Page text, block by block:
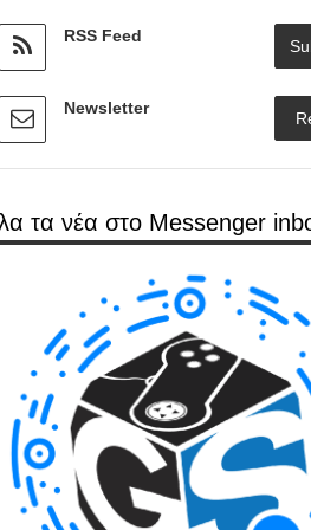
RSS Feed
Newsletter
τα νέα στο Messenger